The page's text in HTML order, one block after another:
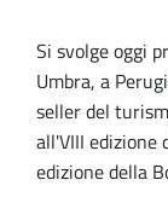
Si svolge oggi
Umbra, a
seller del
all'VIII edizione
edizione della